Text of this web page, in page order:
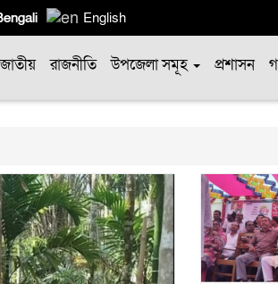
English
জাতীয় রাজনীতি উপজেলা সমূহ প্রশাসন